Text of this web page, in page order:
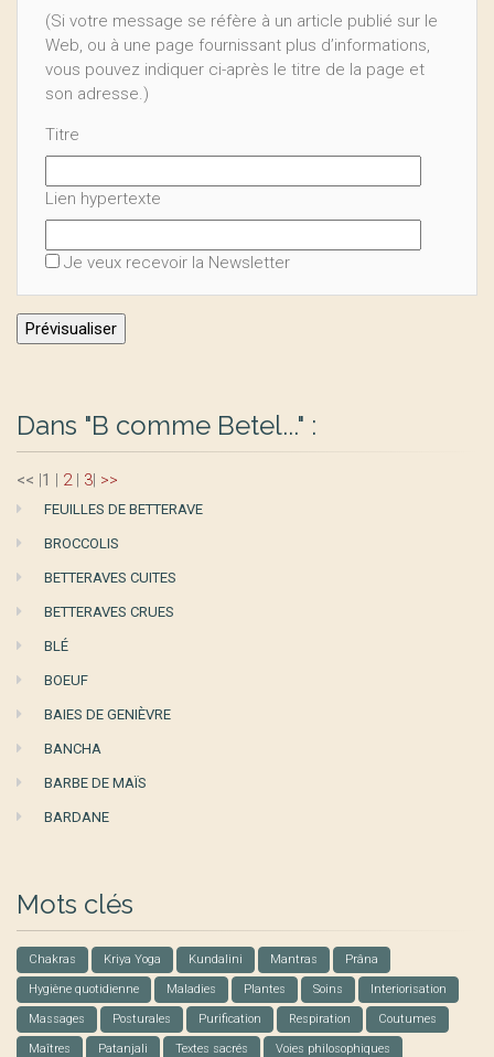
(Si votre message se réfère à un article publié sur le
Web, ou à une page fournissant plus d’informations,
vous pouvez indiquer ci-après le titre de la page et
son adresse.)
Titre
Lien hypertexte
Je veux recevoir la Newsletter
Dans "B comme Betel..." :
<< |1 | 2 | 3| >>
FEUILLES DE BETTERAVE
BROCCOLIS
BETTERAVES CUITES
BETTERAVES CRUES
BLÉ
BOEUF
BAIES DE GENIÈVRE
BANCHA
BARBE DE MAÏS
BARDANE
Mots clés
Chakras Kriya Yoga Kundalini Mantras Prâna
Hygiène quotidienne Maladies Plantes Soins Interiorisation
Massages Posturales Purification Respiration Coutumes
Maîtres Patanjali Textes sacrés Voies philosophiques